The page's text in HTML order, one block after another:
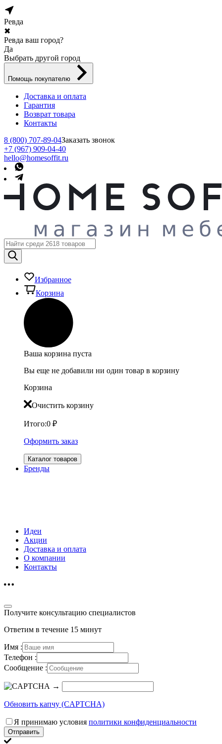
Ревда
✖
Ревда ваш город?
Да
Выбрать другой город
Помощь покупателю
Доставка и оплата
Гарантия
Возврат товара
Контакты
8 (800) 707-89-04Заказать звонок
+7 (967) 909-04-40
hello@homesoffit.ru
Избранное
Корзина
Ваша корзина пуста
Вы еще не добавили ни один товар в корзину
Корзина
Очистить корзину
Итого:0 ₽
Оформить заказ
Каталог товаров
Бренды
Идеи
Акции
Доставка и оплата
О компании
Контакты
Получите консультацию специалистов
Ответим в течение 15 минут
Имя :
Телефон :
Сообщение :
→
Обновить капчу (CAPTCHA)
Я принимаю условия политики конфиденциальности
Отправить